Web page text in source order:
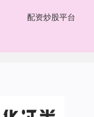
配资炒股平台